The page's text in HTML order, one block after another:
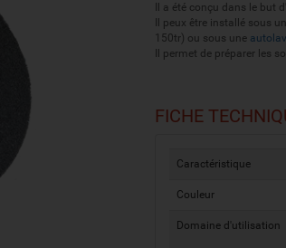
Il a été conçu dans le but
Il peux être installé sous
150tr) ou sous une
Il permet de préparer les
FICHE
Caractéristique
Couleur
Domaine d'utilisation